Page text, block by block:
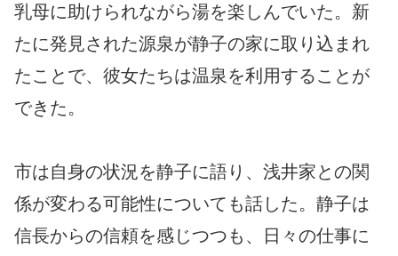
乳母に助けられながら湯を楽しんでいた。新
たに発見された源泉が静子の家に取り込まれ
たことで、彼女たちは温泉を利用することが
できた。
市は自身の状況を静子に語り、浅井家との関
係が変わる可能性についても話した。静子は
信長からの信頼を感じつつも、日々の仕事に